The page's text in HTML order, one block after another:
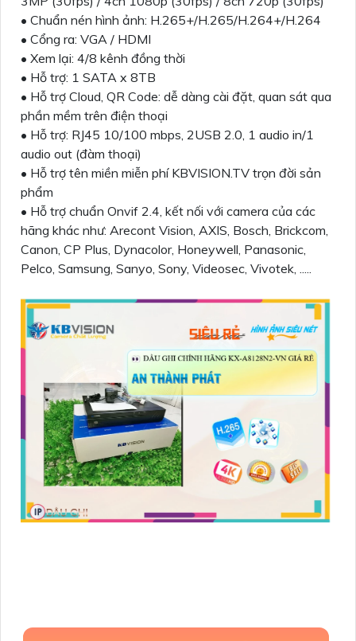
• Chuẩn nén hình ảnh: H.265+/H.265/H.264+/H.264
• Cổng ra: VGA / HDMI
• Xem lại: 4/8 kênh đồng thời
• Hỗ trợ: 1 SATA x 8TB
• Hỗ trợ Cloud, QR Code: dễ dàng cài đặt, quan sát qua
phần mềm trên điện thoại
• Hỗ trợ: RJ45 10/100 mbps, 2USB 2.0, 1 audio in/1
audio out (đàm thoại)
• Hỗ trợ tên miền miễn phí KBVISION.TV trọn đời sản
phẩm
• Hỗ trợ chuẩn Onvif 2.4, kết nối với camera của các
hãng khác như: Arecont Vision, AXIS, Bosch, Brickcom,
Canon, CP Plus, Dynacolor, Honeywell, Panasonic,
Pelco, Samsung, Sanyo, Sony, Videosec, Vivotek, .....